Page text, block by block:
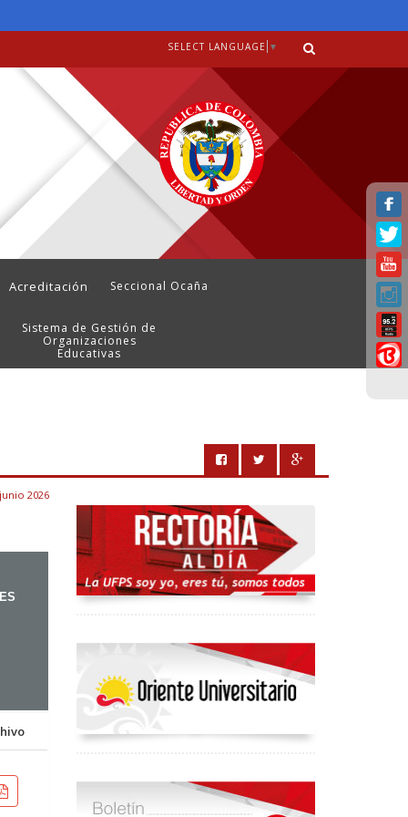
SELECT LANGUAGE ▼
Acreditación Seccional Ocaña
Sistema de Gestión de
Organizaciones
Educativas
2026